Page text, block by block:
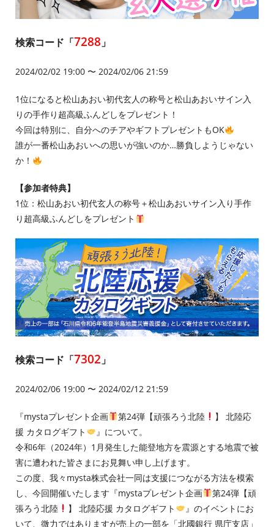
検索コード「7288」
2024/02/02 19:00 〜 2024/02/06 21:59
1位になると松山あおい初代玄人の称号と松山あおいサイン入
りの手作り超高級ふんどしをプレゼント！
今回は特別に、自分へのチアやギフトプレゼントもOK
誰が一番松山あおいへの思いが強いのか…勝負しようじゃない
か！
【参加者特典】
1位：松山あおい初代玄人の称号＋松山あおいサイン入り手作
り超高級ふんどしをプレゼント
検索コード「7302 」
2024/02/06 19:00 〜 2024/02/12 21:59
『mystaプレゼント企画 第24弾【頑張ろう北陸
】 北陸応
援 カタログギフト
』について。
令和6年（2024年）1月発生した能登地方を震源とする地震で被
害に遭われた皆さまにお見舞い申し上げます。
この度、我々mysta株式会社一同は支援につながる方法を模索
し、今回開催いたします『mystaプレゼント企画
第24弾【頑
張ろう北陸
】 北陸応援 カタログギフト
』のイベントにお
いて、微力ではありますが売上の一部を「北國銀行 県庁支店」